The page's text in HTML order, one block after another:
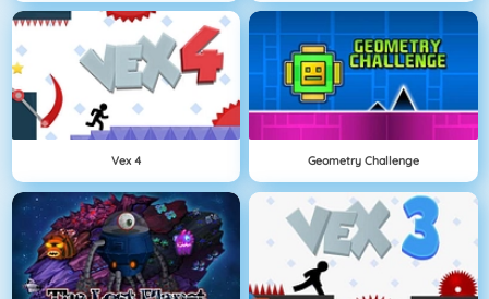
Vex 4 Geometry Challenge